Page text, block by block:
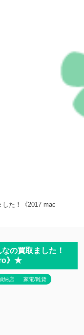
した！《2017 mac
の買取ました！
》★
納店 家電/雑貨